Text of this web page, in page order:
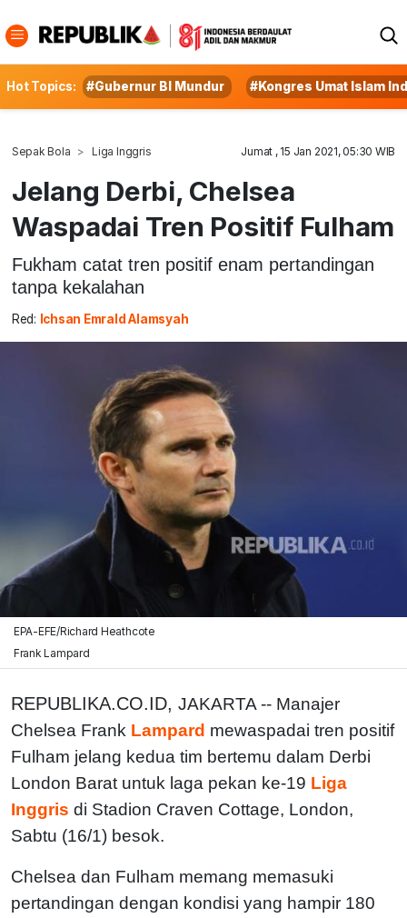
Hot Topics: #Gubernur BI Mundur #Kongres Umat Islam
Sepak Bola Liga Inggris Jumat , 15 Jan 2021, 05:30 WIB
Jelang Derbi, Chelsea
Waspadai Tren Positif Fulham
Fukham catat tren positif enam pertandingan
tanpa kekalahan
Red: Ichsan Emrald Alamsyah
EPA-EFE/Richard Heathcote
Frank Lampard
REPUBLIKA.CO.ID, JAKARTA -- Manajer
Chelsea Frank Lampard mewaspadai tren positif
Fulham jelang kedua tim bertemu dalam Derbi
London Barat untuk laga pekan ke-19 Liga
Inggris di Stadion Craven Cottage, London,
Sabtu (16/1) besok.
Chelsea dan Fulham memang memasuki
pertandingan dengan kondisi yang hampir 180